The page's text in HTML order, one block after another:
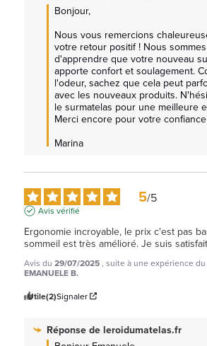
Bonjour,
Nous vous remercions
votre retour positif ! Nous
d'apprendre que votre nouveau
apporte confort et soulagement.
l'odeur, sachez que cela peut
avec les nouveaux produits.
le surmatelas pour une meilleure
Merci encore pour votre
Marina
5/5
Avis vérifié
Ergonomie incroyable, le prix c'est pas
sommeil est très amélioré. Je suis
Avis du 29/07/2025, suite à une expérience du
EMANUELE B.
Utile(2)Signaler
Réponse de leroidumatelas.fr